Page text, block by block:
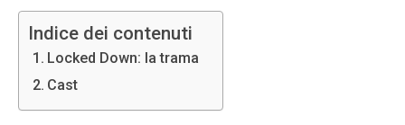
Indice dei contenuti
Locked Down: la trama
Cast